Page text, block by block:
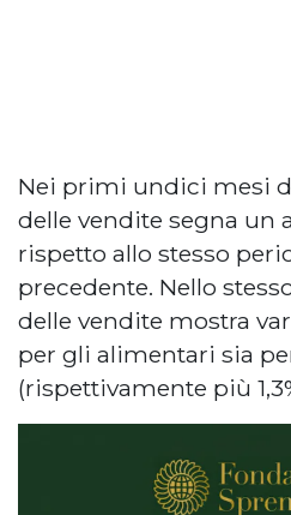
Nei primi undici mesi
delle vendite segna un
rispetto allo stesso
precedente. Nello
delle vendite mostra
per gli alimentari sia
(rispettivamente più